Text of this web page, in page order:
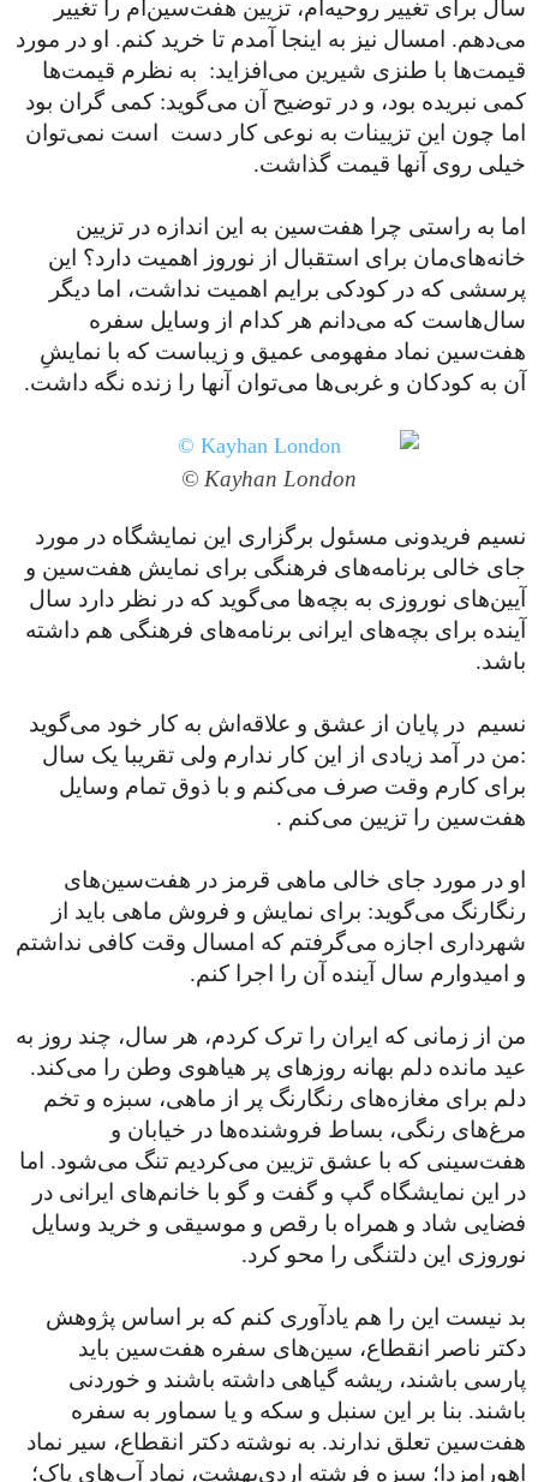
سال برای تغییر روحیه‌ام، تزیین هفت‌سین‌ام را تغییر
می‌دهم. امسال نیز به اینجا آمدم تا خرید کنم. او در مورد
قیمت‌ها با طنزی شیرین می‌افزاید: به نظرم قیمت‌ها
کمی نبریده بود، و در توضیح آن می‌گوید: کمی گران بود
اما چون این تزیینات به نوعی کار دست است نمی‌توان
خیلی روی آنها قیمت گذاشت.
اما به راستی چرا هفت‌سین به این اندازه در تزیین
خانه‌های‌مان برای استقبال از نوروز اهمیت دارد؟ این
پرسشی که در کودکی برایم اهمیت نداشت، اما دیگر
سال‌هاست که می‌دانم هر کدام از وسایل سفره
هفت‌سین نماد مفهومی عمیق و زیباست که با نمایشِ
آن به کودکان و غربی‌ها می‌توان آنها را زنده نگه داشت.
Kayhan London ©
نسیم فریدونی مسئول برگزاری این نمایشگاه در مورد
جای خالی برنامه‌های فرهنگی برای نمایش هفت‌سین و
آیین‌های نوروزی به بچه‌ها می‌گوید که در نظر دارد سال
آینده برای بچه‌های ایرانی برنامه‌های فرهنگی هم داشته
باشد.
نسیم در پایان از عشق و علاقه‌اش به کار خود می‌گوید
:من در آمد زیادی از این کار ندارم ولی تقریبا یک سال
برای کارم وقت صرف می‌کنم و با ذوق تمام وسایل
هفت‌سین را تزیین می‌کنم .
او در مورد جای خالی ماهی قرمز در هفت‌سین‌های
رنگارنگ می‌گوید: برای نمایش و فروش ماهی باید از
شهرداری اجازه می‌گرفتم که امسال وقت کافی نداشتم
و امیدوارم سال آینده آن را اجرا کنم.
من از زمانی که ایران را ترک کردم، هر سال، چند روز به
عید مانده دلم بهانه روزهای پر هیاهوی وطن را می‌کند.
دلم برای مغازه‌های رنگارنگ پر از ماهی، سبزه و تخم
مرغ‌های رنگی، بساط فروشنده‌ها در خیابان و
هفت‌سینی که با عشق تزیین می‌کردیم تنگ می‌شود. اما
در این نمایشگاه گپ و گفت و گو با خانم‌های ایرانی در
فضایی شاد و همراه با رقص و موسیقی و خرید وسایل
نوروزی این دلتنگی را محو کرد.
بد نیست این را هم یادآوری کنم که بر اساس پژوهش
دکتر ناصر انقطاع، سین‌های سفره هفت‌سین باید
پارسی باشند، ریشه گیاهی داشته باشند و خوردنی
باشند. بنا بر این سنبل و سکه و یا سماور به سفره
هفت‌سین تعلق ندارند. به نوشته دکتر انقطاع، سیر نماد
اهورامزدا؛ سبزه فرشته اردی‌بهشت، نماد آب‌های پاک؛